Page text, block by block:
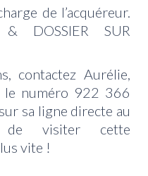
de l’acquéreur.
DOSSIER SUR
contactez Aurélie,
le numéro 922 366
sa ligne directe au
de visiter cette
vite !